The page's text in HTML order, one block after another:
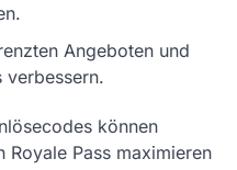
Angeboten und
verbessern.
können
Royale Pass maximieren